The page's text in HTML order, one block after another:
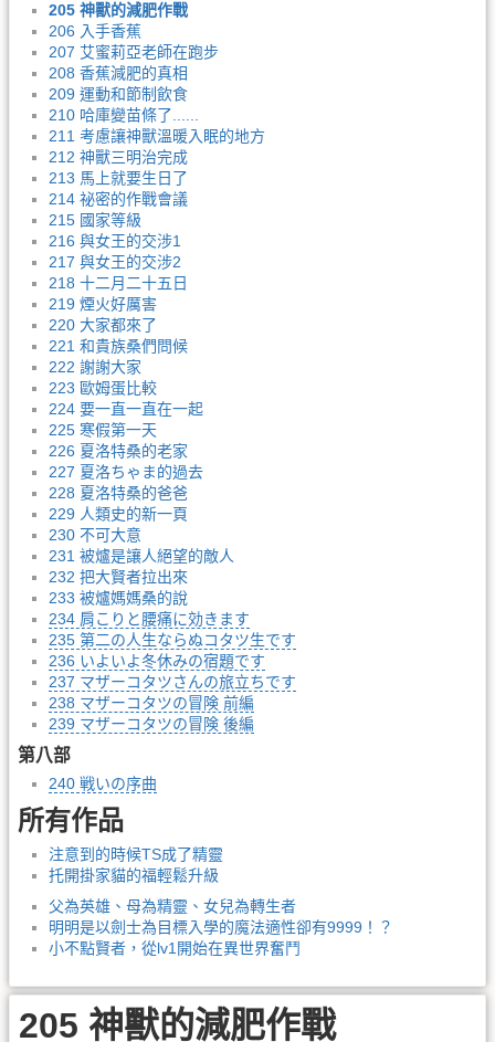
205 神獸的減肥作戰
206 入手香蕉
207 艾蜜莉亞老師在跑步
208 香蕉減肥的真相
209 運動和節制飲食
210 哈庫變苗條了......
211 考慮讓神獸溫暖入眠的地方
212 神獸三明治完成
213 馬上就要生日了
214 祕密的作戰會議
215 國家等級
216 與女王的交涉1
217 與女王的交涉2
218 十二月二十五日
219 煙火好厲害
220 大家都來了
221 和貴族桑們問候
222 謝謝大家
223 歐姆蛋比較
224 要一直一直在一起
225 寒假第一天
226 夏洛特桑的老家
227 夏洛ちゃま的過去
228 夏洛特桑的爸爸
229 人類史的新一頁
230 不可大意
231 被爐是讓人絕望的敵人
232 把大賢者拉出來
233 被爐媽媽桑的說
234 肩こりと腰痛に効きます
235 第二の人生ならぬコタツ生です
236 いよいよ冬休みの宿題です
237 マザーコタツさんの旅立ちです
238 マザーコタツの冒険 前編
239 マザーコタツの冒険 後編
第八部
240 戦いの序曲
所有作品
注意到的時候TS成了精靈
托開掛家貓的福輕鬆升級
父為英雄、母為精靈、女兒為轉生者
明明是以劍士為目標入學的魔法適性卻有9999！？
小不點賢者，從lv1開始在異世界奮鬥
205 神獸的減肥作戰